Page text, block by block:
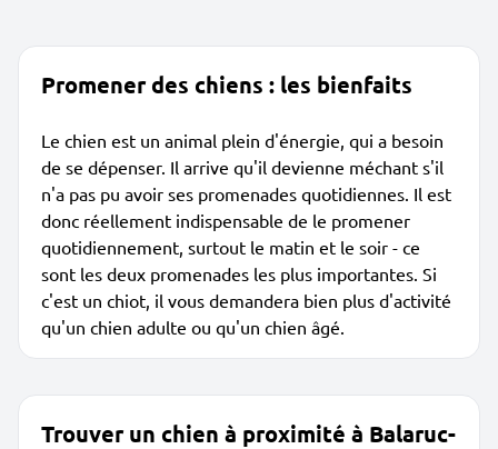
Promener des chiens : les bienfaits
Le chien est un animal plein d'énergie, qui a besoin
de se dépenser. Il arrive qu'il devienne méchant s'il
n'a pas pu avoir ses promenades quotidiennes. Il est
donc réellement indispensable de le promener
quotidiennement, surtout le matin et le soir - ce
sont les deux promenades les plus importantes. Si
c'est un chiot, il vous demandera bien plus d'activité
qu'un chien adulte ou qu'un chien âgé.
Trouver un chien à proximité à Balaruc-